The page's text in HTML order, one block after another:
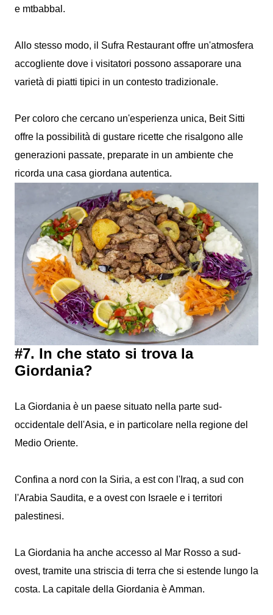
e mtbabbal.
Allo stesso modo, il Sufra Restaurant offre un'atmosfera
accogliente dove i visitatori possono assaporare una
varietà di piatti tipici in un contesto tradizionale.
Per coloro che cercano un'esperienza unica, Beit Sitti
offre la possibilità di gustare ricette che risalgono alle
generazioni passate, preparate in un ambiente che
ricorda una casa giordana autentica.
#7. In che stato si trova la
Giordania?
La Giordania è un paese situato nella parte sud-
occidentale dell'Asia, e in particolare nella regione del
Medio Oriente.
Confina a nord con la Siria, a est con l'Iraq, a sud con
l'Arabia Saudita, e a ovest con Israele e i territori
palestinesi.
La Giordania ha anche accesso al Mar Rosso a sud-
ovest, tramite una striscia di terra che si estende lungo la
costa. La capitale della Giordania è Amman.